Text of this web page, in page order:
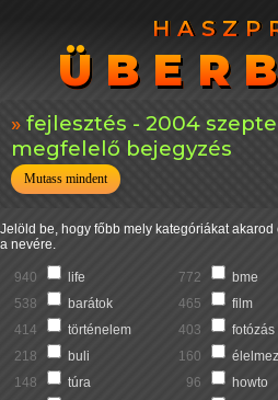
fejlesztés - 2004
megfelelő bejegyzés
Mutass mindent
Jelöld be, hogy főbb mely kategóriákat
a nevére.
940 life 772 bme
538
barátok 465 film
414
történelem 403 fotózás
218
buli 160
148
túra 96 howto